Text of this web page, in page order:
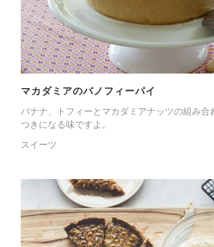
マカダミアのバノフィーパイ
バナナ、トフィーとマカダミアナッツの組み合
つきになる味ですよ。
スイーツ